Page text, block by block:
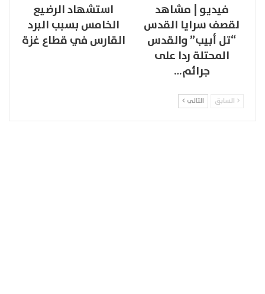
فيديو | مشاهد
لقصف سرايا القدس
“تل أبيب” والقدس
المحتلة ردا على
جرائم…
استشهاد الرضيع
الخامس بسبب البرد
القارس في قطاع غزة
السابق التالي